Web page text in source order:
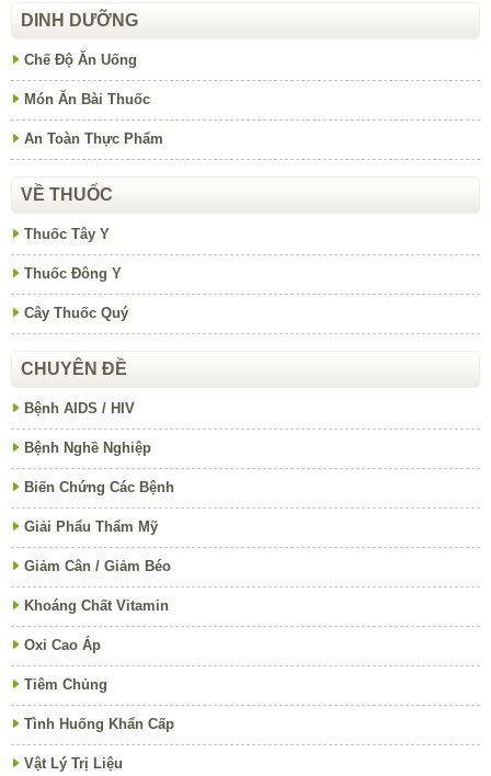
DINH DƯỠNG
Chế Độ Ăn Uống
Món Ăn Bài Thuốc
An Toàn Thực Phẩm
VỀ THUỐC
Thuốc Tây Y
Thuốc Đông Y
Cây Thuốc Quý
CHUYÊN ĐỀ
Bệnh AIDS / HIV
Bệnh Nghề Nghiệp
Biến Chứng Các Bệnh
Giải Phẩu Thẩm Mỹ
Giảm Cân / Giảm Béo
Khoáng Chất Vitamin
Oxi Cao Áp
Tiêm Chủng
Tình Huống Khẩn Cấp
Vật Lý Trị Liệu